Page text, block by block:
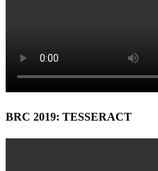
BRC 2019: TESSERACT